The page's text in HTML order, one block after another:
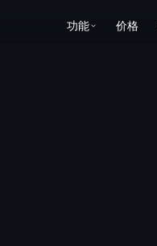
功能 价格